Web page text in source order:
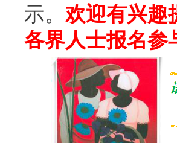
示。 欢迎有兴趣
各界人士报名参